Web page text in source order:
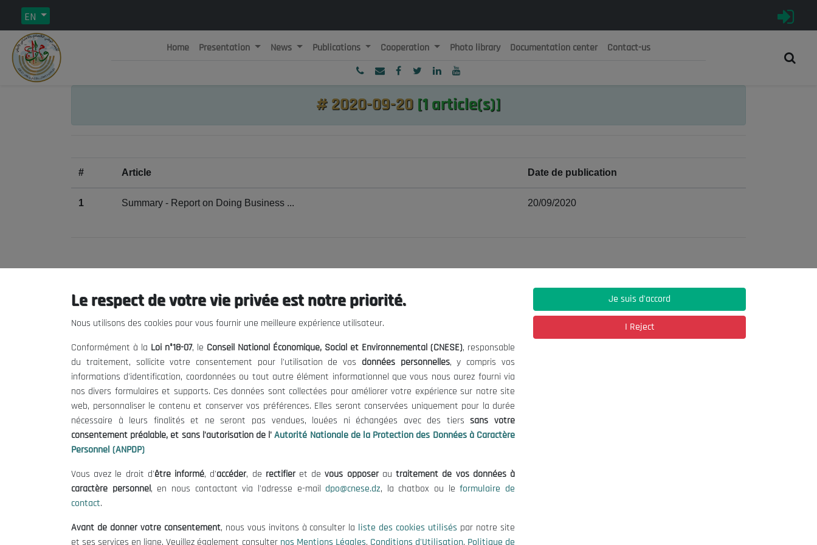
EN
République Algérienne Démocratique et Populaire
Conseil National Economique, Social et Environnemental الوطني الاقتصادي والاجتماعي والبيئي
الجزائرية الديمقراطية الشعبية
Home Presentation News Publications Cooperation Photo library Documentation center Contact-us
#2020-09-20 [1 article(s)]
# Article Date de publication
1 Summary - Report on Doing Business ... 20/09/2020
THE NESEC
The President
Organisation
Publications
Useful Informations
Legal Notices
Terms of Use
Data Protection Policy
Cookie Policy
contact@cnese.dz
Suggestions or Initiatives?
Newsletter
Inscrivez-vous, soyez le premier à découvrir
nos dernières nouvelles.
Address
03, Rue Hassane Ibn Naamane Les Vergers
Follow Us!
© 2026 National Economic, Social and Environmental Council (NESC)
Le respect de votre vie privée est notre priorité.
Nous utilisons des cookies pour vous fournir une meilleure expérience utilisateur.
Conformément à la Loi n°18-07, le Conseil National Économique, Social et Environnemental (CNESE), responsable
du traitement, sollicite votre consentement pour l'utilisation de vos données personnelles, y compris vos
informations d'identification, coordonnées ou tout autre élément informationnel que vous nous aurez fourni via
nos divers formulaires et supports. Ces données sont collectées pour améliorer votre expérience sur notre site
web, personnaliser le contenu et conserver vos préférences. Elles seront conservées uniquement pour la durée
nécessaire à leurs finalités et ne seront pas vendues, louées ni échangées avec des tierssans votre
consentement préalable, et sans l'autorisation de l' Autorité Nationale de la Protection des Données à Caractère
Personnel (ANPDP)
Vous avez le droit d'être informé, d'accéder, de rectifieret devous opposerautraitement de vos données à
caractère personnel, en nous contactant via l'adresse e-mail dpo@cnese.dz, la chatbox ou leformulaire de
contact.
Avant de donner votre consentement, nous vous invitons à consulter la liste des cookies utilisés par notre site
et ses services en ligne. Veuillez également consulter nos Mentions Légales, Conditions d'Utilisation, Politique de
Je suis d'accord
I Reject